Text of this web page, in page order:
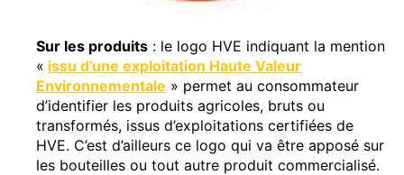
Sur les produits : le logo HVE indiquant la mention
« issu d’une exploitation Haute Valeur
Environnementale » permet au consommateur
d’identifier les produits agricoles, bruts ou
transformés, issus d’exploitations certifiées de
HVE. C’est d’ailleurs ce logo qui va être apposé sur
les bouteilles ou tout autre produit commercialisé.